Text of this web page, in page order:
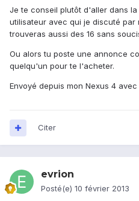
Je te conseil plutôt d'aller dans
utilisateur avec qui je discuté par
trouveras aussi des 16 sans
Ou alors tu poste une annonce
quelqu'un pour te l'acheter.
Envoyé depuis mon Nexus 4
Citer
evrion
Posté(e) 10 février 2013